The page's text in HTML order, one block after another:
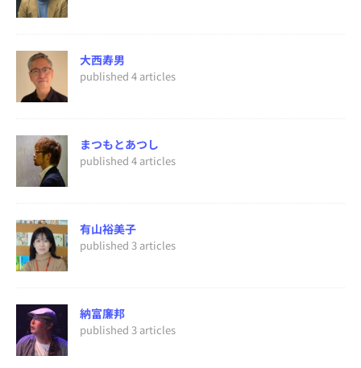
大西寿男
published 4 articles
まつもとあつし
published 4 articles
有山裕美子
published 3 articles
納富廉邦
published 3 articles